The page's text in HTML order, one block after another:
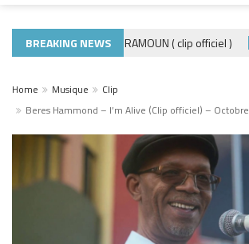
BREAKING NEWS
ADE440 – GRAMOUN ( clip officiel )
Home Musique
Clip
Beres Hammond – I’m Alive (Clip officiel) –